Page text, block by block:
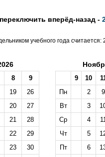
вперёд-назад -
учебного года считается:
8
9
19
26
20
27
21
28
22
29
23
30
9 10
Пн
2 9
Вт
3
Ср
4
Чт
5
Пт
6